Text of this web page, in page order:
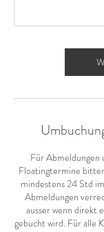
Für Abmeldungen
Floatingtermine
mindestens 24 Std
Abmeldungen
ausser wenn direkt
gebucht wird. Für alle